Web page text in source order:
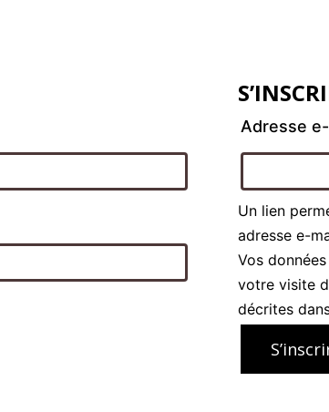
Adresse
Un lien
adresse e-
Vos
votre visite
décrites